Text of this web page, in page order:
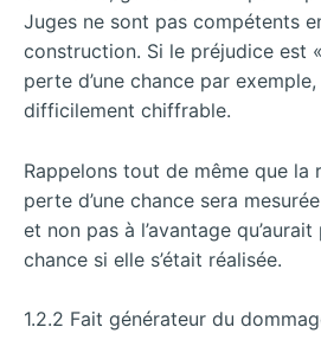
Juges ne sont pas compétents
construction. Si le préjudice est
perte d’une chance par
difficilement chiffrable.
Rappelons tout de même que la
perte d’une chance sera
et non pas à l’avantage
chance si elle s’était réalisée.
1.2.2 Fait générateur du